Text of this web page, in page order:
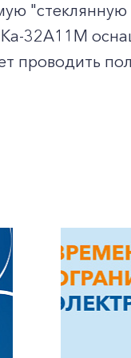
Ка-32А11М
проводить